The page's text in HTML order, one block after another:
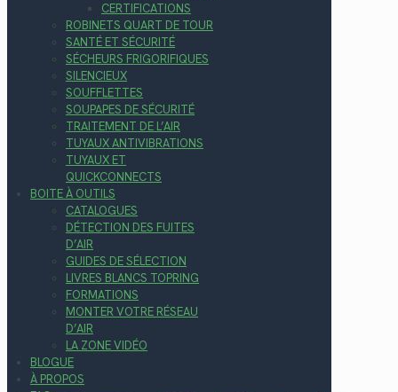
CERTIFICATIONS
ROBINETS QUART DE TOUR
SANTÉ ET SÉCURITÉ
SÉCHEURS FRIGORIFIQUES
SILENCIEUX
SOUFFLETTES
SOUPAPES DE SÉCURITÉ
TRAITEMENT DE L’AIR
TUYAUX ANTIVIBRATIONS
TUYAUX ET
QUICKCONNECTS
BOITE À OUTILS
CATALOGUES
DÉTECTION DES FUITES
D’AIR
GUIDES DE SÉLECTION
LIVRES BLANCS TOPRING
FORMATIONS
MONTER VOTRE RÉSEAU
D’AIR
LA ZONE VIDÉO
BLOGUE
À PROPOS